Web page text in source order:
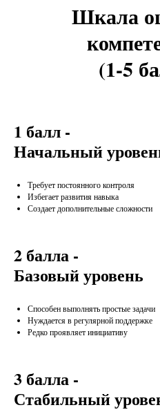
Шкала
(1-5
1 балл -
Начальный
Требует постоянного контроля
Избегает развития навыка
Создает дополнительные сложности
2 балла -
Базовый уровень
Способен выполнять простые задачи
Нуждается в регулярной поддержке
Редко проявляет инициативу
3 балла -
Стабильный